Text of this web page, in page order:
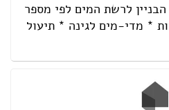
לרשת המים לפי מספר
* מדי-מים לגינה * תיעול